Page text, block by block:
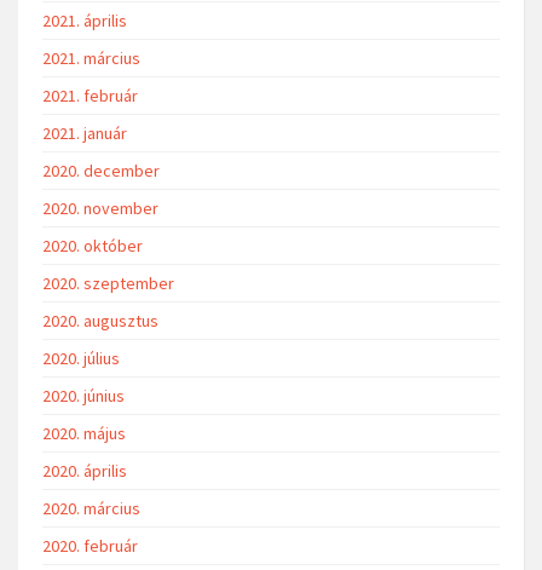
2021. április
2021. március
2021. február
2021. január
2020. december
2020. november
2020. október
2020. szeptember
2020. augusztus
2020. július
2020. június
2020. május
2020. április
2020. március
2020. február